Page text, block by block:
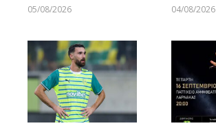
05/08/2026
04/08/2026